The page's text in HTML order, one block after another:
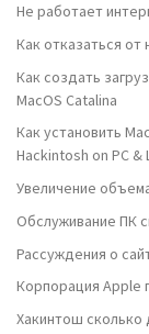
Не работает
Как отказаться от
Как создать
MacOS Catalina
Как установить
Hackintosh on PC &
Увеличение
Обслуживание ПК
Рассуждения о
Корпорация Apple
Хакинтош сколько